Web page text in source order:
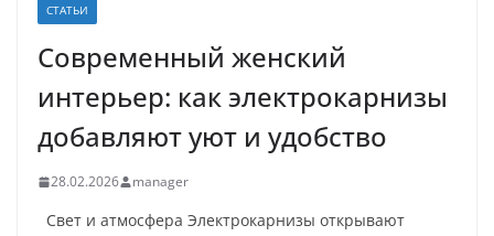
СТАТЬИ
Современный женский
интерьер: как электрокарнизы
добавляют уют и удобство
28.02.2026 manager
Свет и атмосфера Электрокарнизы открывают